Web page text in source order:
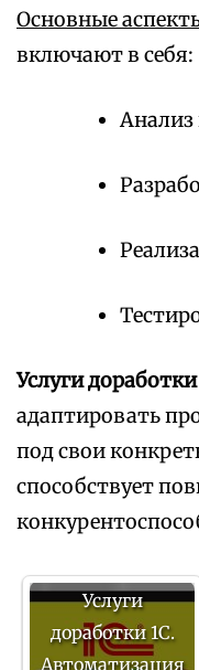
Основные
включают в себя:
Анализ
Услуги
адаптировать
под свои
способствует
Услуги
доработки 1С.
Автоматизация